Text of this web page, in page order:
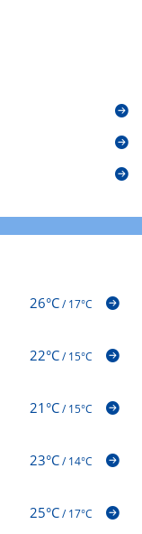
26°C/17°C
22°C/15°C
21°C/15°C
23°C/14°C
25°C/17°C